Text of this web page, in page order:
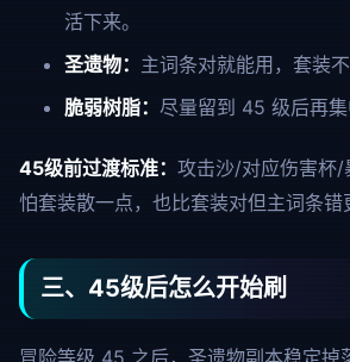
活下来。
圣遗物： 主词条对就能用，套装不
脆弱树脂： 尽量留到 45 级后再集
45级前过渡标准： 攻击沙/对应伤害杯/
怕套装散一点，也比套装对但主词条错
三、45级后怎么开始刷
冒险等级 45 之后，圣遗物副本稳定掉